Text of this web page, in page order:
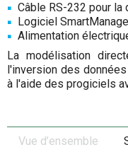
Câble RS-232 pour
Logiciel
Alimentation
La modélisation
l'inversion des
à l'aide des progiciels
Vue d’ensemble